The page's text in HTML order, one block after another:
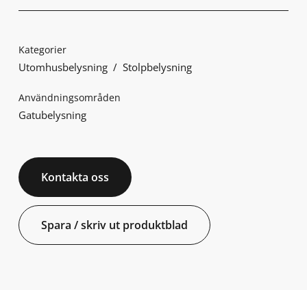
Kategorier
Utomhusbelysning Stolpbelysning
Användningsområden
Gatubelysning
Kontakta oss
Spara / skriv ut produktblad